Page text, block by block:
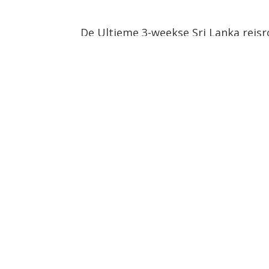
De Ultieme 3-weekse Sri Lanka